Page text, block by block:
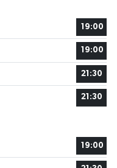
19:00
19:00
21:30
21:30
19:00